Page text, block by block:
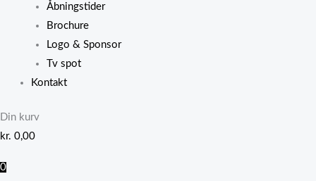
Åbningstider
Brochure
Logo & Sponsor
Tv spot
Kontakt
Din kurv
kr. 0,00
0